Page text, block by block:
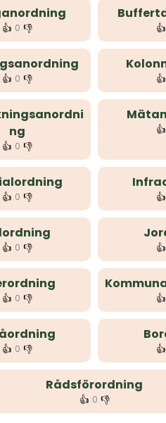
👍 0 👎 👍
👍 0 👎 👍
ng
👍 0 👎
👍
👍 0 👎 👍
👍 0 👎 👍
👍 0 👎 👍
👍 0 👎 👍
Rådsförordning
👍 0 👎